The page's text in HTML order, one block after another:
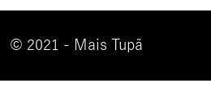
© 2021 - Mais Tupã